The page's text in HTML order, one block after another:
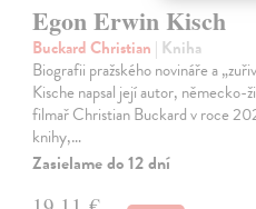
Egon Erwin Kisch
Buckard Christian | Kniha
Biografii pražského novináře a
Kische napsal její autor, německo-
filmař Christian Buckard v roce
knihy,…
Zasielame do 12 dní